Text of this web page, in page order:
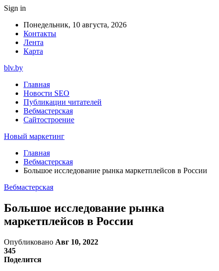
Sign in
Понедельник, 10 августа, 2026
Контакты
Лента
Карта
blv.by
Главная
Новости SEO
Публикации читателей
Вебмастерская
Сайтостроение
Новый маркетинг
Главная
Вебмастерская
Большое исследование рынка маркетплейсов в России
Вебмастерская
Большое исследование рынка
маркетплейсов в России
Опубликовано Авг 10, 2022
345
Поделится